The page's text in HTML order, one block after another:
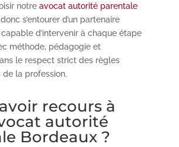
notre avocat autorité parentale
donc s’entourer d’un partenaire
d’intervenir à chaque étape
méthode, pédagogie et
le respect strict des règles
la profession.
recours à
autorité
Bordeaux ?